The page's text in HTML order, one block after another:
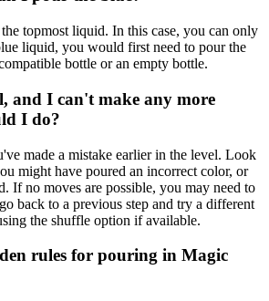
topmost liquid. In this case, you can only
liquid, you would first need to pour the
bottle or an empty bottle.
and I can't make any more
I do?
made a mistake earlier in the level. Look
might have poured an incorrect color, or
If no moves are possible, you may need to
back to a previous step and try a different
the shuffle option if available.
rules for pouring in Magic